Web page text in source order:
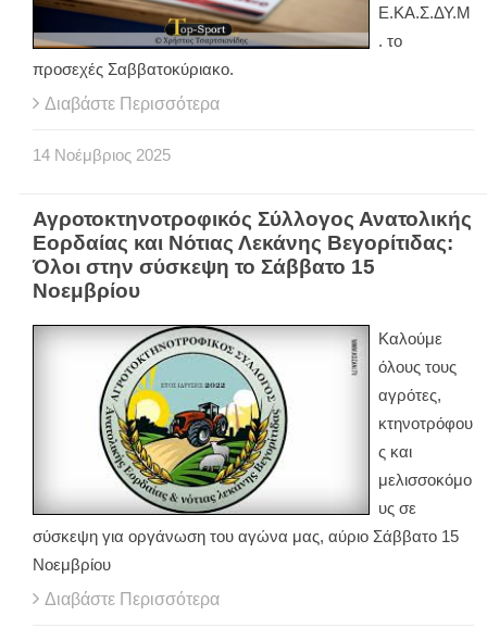
Ε.ΚΑ.Σ.ΔΥ.Μ
. το
προσεχές Σαββατοκύριακο.
Διαβάστε Περισσότερα
14 Νοέμβριος 2025
Αγροτοκτηνοτροφικός Σύλλογος Ανατολικής
Εορδαίας και Νότιας Λεκάνης Βεγορίτιδας:
Όλοι στην σύσκεψη το Σάββατο 15
Νοεμβρίου
Καλούμε
όλους τους
αγρότες,
κτηνοτρόφου
ς και
μελισσοκόμο
υς σε
σύσκεψη για οργάνωση του αγώνα μας, αύριο Σάββατο 15
Νοεμβρίου
Διαβάστε Περισσότερα